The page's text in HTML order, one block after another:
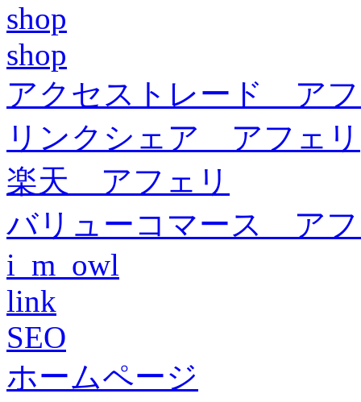
shop
shop
アクセストレード ア
リンクシェア アフェリ
楽天 アフェリ
バリューコマース ア
i_m_owl
link
SEO
ホームページ